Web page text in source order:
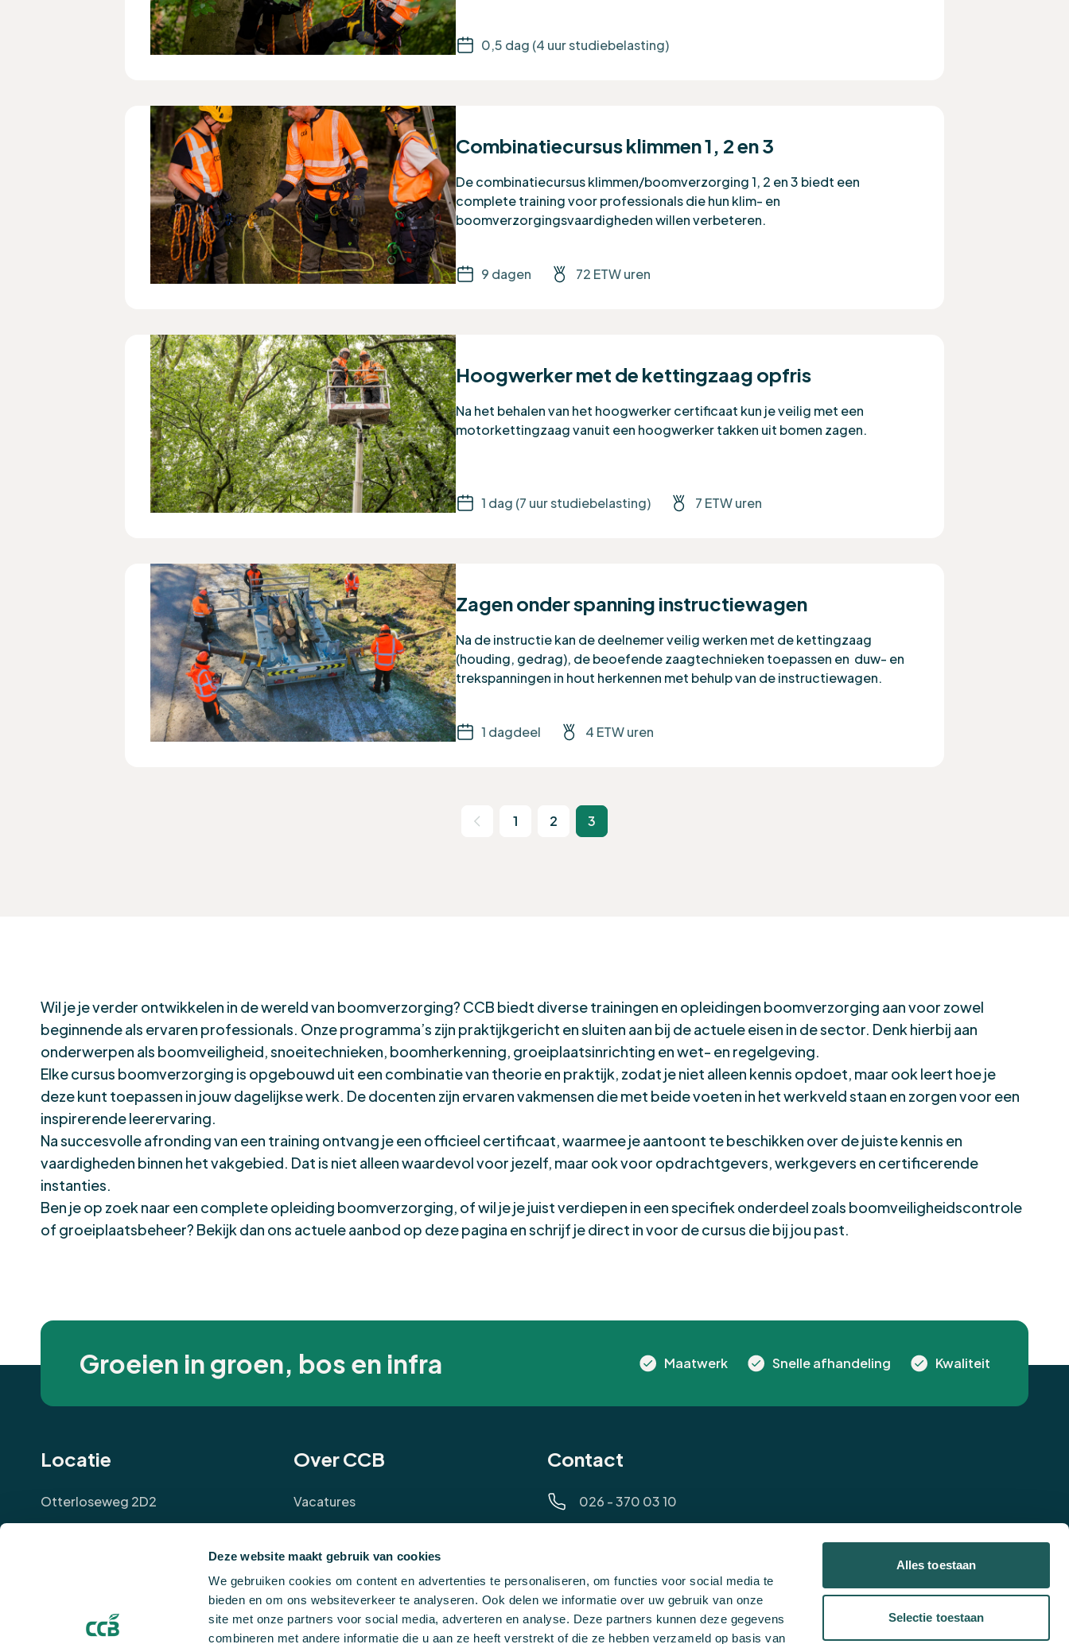
Deze website maakt gebruik van cookies
We gebruiken cookies om content en advertenties te personaliseren, om functies voor social media te
bieden en om ons websiteverkeer te analyseren. Ook delen we informatie over uw gebruik van onze
site met onze partners voor social media, adverteren en analyse. Deze partners kunnen deze gegevens
combineren met andere informatie die u aan ze heeft verstrekt of die ze hebben verzameld op basis van
Alles toestaan
Selectie toestaan
0,5 dag (4 uur studiebelasting)
Combinatiecursus klimmen 1, 2 en 3
De combinatiecursus klimmen/boomverzorging 1, 2 en 3 biedt een
complete training voor professionals die hun klim- en
boomverzorgingsvaardigheden willen verbeteren.
9 dagen 72 ETW uren
Hoogwerker met de kettingzaag opfris
Na het behalen van het hoogwerker certificaat kun je veilig met een
motorkettingzaag vanuit een hoogwerker takken uit bomen zagen.
1 dag (7 uur studiebelasting) 7 ETW uren
Zagen onder spanning instructiewagen
Na de instructie kan de deelnemer veilig werken met de kettingzaag
(houding, gedrag), de beoefende zaagtechnieken toepassen en duw- en
trekspanningen in hout herkennen met behulp van de instructiewagen.
1 dagdeel 4 ETW uren
1 2 3
Wil je je verder ontwikkelen in de wereld van boomverzorging? CCB biedt diverse trainingen en opleidingen boomverzorging aan voor zowel
beginnende als ervaren professionals. Onze programma’s zijn praktijkgericht en sluiten aan bij de actuele eisen in de sector. Denk hierbij aan
onderwerpen als boomveiligheid, snoeitechnieken, boomherkenning, groeiplaatsinrichting en wet- en regelgeving.
Elke cursus boomverzorging is opgebouwd uit een combinatie van theorie en praktijk, zodat je niet alleen kennis opdoet, maar ook leert hoe je
deze kunt toepassen in jouw dagelijkse werk. De docenten zijn ervaren vakmensen die met beide voeten in het werkveld staan en zorgen voor een
inspirerende leerervaring.
Na succesvolle afronding van een training ontvang je een officieel certificaat, waarmee je aantoont te beschikken over de juiste kennis en
vaardigheden binnen het vakgebied. Dat is niet alleen waardevol voor jezelf, maar ook voor opdrachtgevers, werkgevers en certificerende
instanties.
Ben je op zoek naar een complete opleiding boomverzorging, of wil je je juist verdiepen in een specifiek onderdeel zoals boomveiligheidscontrole
of groeiplaatsbeheer? Bekijk dan ons actuele aanbod op deze pagina en schrijf je direct in voor de cursus die bij jou past.
Groeien in groen, bos en infra Maatwerk Snelle afhandeling Kwaliteit
Locatie
Otterloseweg 2D2
Over CCB
Vacatures
Klantverhalen
Evenementen
Evaluatie en nazorg
Contact
026 - 370 03 10